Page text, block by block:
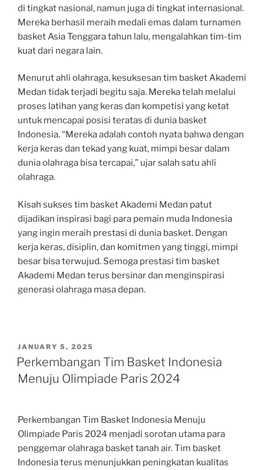
di tingkat nasional, namun juga di tingkat internasional.
Mereka berhasil meraih medali emas dalam turnamen
basket Asia Tenggara tahun lalu, mengalahkan tim-tim
kuat dari negara lain.
Menurut ahli olahraga, kesuksesan tim basket Akademi
Medan tidak terjadi begitu saja. Mereka telah melalui
proses latihan yang keras dan kompetisi yang ketat
untuk mencapai posisi teratas di dunia basket
Indonesia. “Mereka adalah contoh nyata bahwa dengan
kerja keras dan tekad yang kuat, mimpi besar dalam
dunia olahraga bisa tercapai,” ujar salah satu ahli
olahraga.
Kisah sukses tim basket Akademi Medan patut
dijadikan inspirasi bagi para pemain muda Indonesia
yang ingin meraih prestasi di dunia basket. Dengan
kerja keras, disiplin, dan komitmen yang tinggi, mimpi
besar bisa terwujud. Semoga prestasi tim basket
Akademi Medan terus bersinar dan menginspirasi
generasi olahraga masa depan.
POSTED
ON
JANUARY 5, 2025
Perkembangan Tim Basket Indonesia
Menuju Olimpiade Paris 2024
Perkembangan Tim Basket Indonesia Menuju
Olimpiade Paris 2024 menjadi sorotan utama para
penggemar olahraga basket tanah air. Tim basket
Indonesia terus menunjukkan peningkatan kualitas